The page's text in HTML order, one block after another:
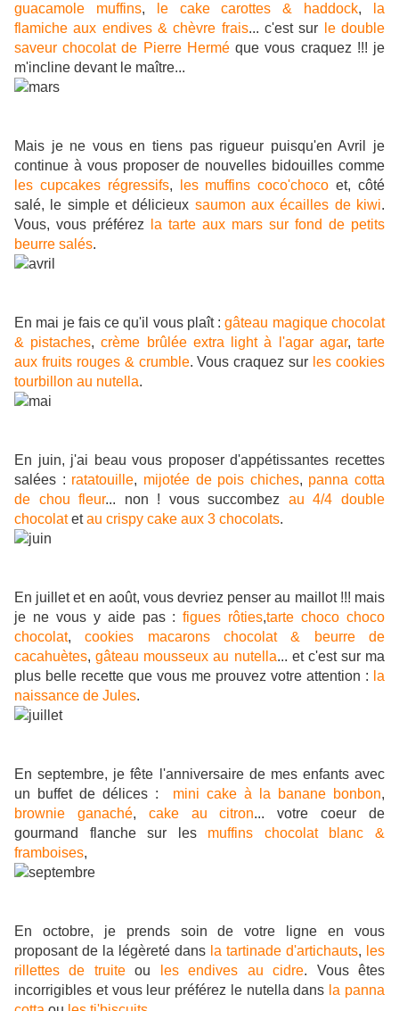
guacamole muffins, le cake carottes & haddock,
la
flamiche aux endives & chèvre frais... c'est sur
le double
saveur chocolat de Pierre Hermé que vous craquez !!! je
m'incline devant le maître...
Mais je ne vous en tiens pas rigueur puisqu'en Avril je
continue à vous proposer de nouvelles bidouilles comme
les cupcakes régressifs, les muffins coco'choco et, côté
salé, le simple et délicieux saumon aux écailles de kiwi.
Vous, vous préférez
la tarte aux mars sur fond de petits
beurre salés.
En mai je fais ce qu'il vous plaît : gâteau magique chocolat
& pistaches, crème brûlée extra light à l'agar agar, tarte
aux fruits rouges & crumble. Vous craquez sur les cookies
tourbillon au nutella.
En juin, j'ai beau vous proposer d'appétissantes recettes
salées : ratatouille, mijotée de pois chiches, panna cotta
de chou fleur... non ! vous succombez
au 4/4 double
chocolat et au crispy cake aux 3 chocolats.
En juillet et en août, vous devriez penser au maillot !!! mais
je ne vous y aide pas : figues rôties,tarte choco choco
chocolat,
cookies macarons chocolat & beurre de
cacahuètes, gâteau mousseux au nutella... et c'est sur ma
plus belle recette que vous me prouvez votre attention : la
naissance de Jules.
En septembre, je fête l'anniversaire de mes enfants avec
un buffet de délices :
mini cake à la banane bonbon,
brownie ganaché, cake au citron... votre coeur de
gourmand flanche sur les
muffins chocolat blanc &
framboises,
En octobre, je prends soin de votre ligne en vous
proposant de la légèreté dans la tartinade d'artichauts, les
rillettes de truite
ou les endives au cidre. Vous êtes
incorrigibles et vous leur préférez le nutella dans la panna